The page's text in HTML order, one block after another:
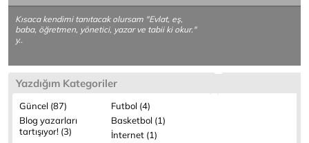
Kısaca kendimi tanıtacak olursam "Evlat, eş,
baba, öğretmen, yönetici, yazar ve tabii ki okur."
y..
Yazdığım Kategoriler
Güncel (87)
Futbol (4)
Blog yazarları
tartışıyor! (3)
Basketbol (1)
İnternet (1)